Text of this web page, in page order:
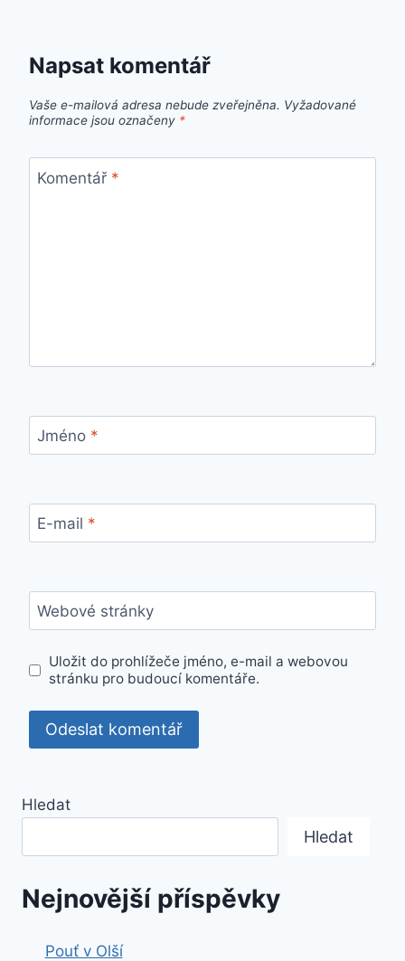
Napsat komentář
Vaše e-mailová adresa nebude zveřejněna. Vyžadované
informace jsou označeny *
Komentář *
Jméno *
E-mail *
Webové stránky
Uložit do prohlížeče jméno, e-mail a webovou
stránku pro budoucí komentáře.
Hledat
Hledat
Nejnovější příspěvky
Pouť v Olší